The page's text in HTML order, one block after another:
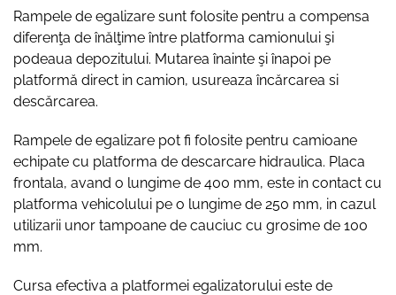
Rampele de egalizare sunt folosite pentru a compensa
diferenţa de înălţime între platforma camionului şi
podeaua depozitului. Mutarea înainte şi înapoi pe
platformă direct in camion, usureaza încărcarea si
descărcarea.
Rampele de egalizare pot fi folosite pentru camioane
echipate cu platforma de descarcare hidraulica. Placa
frontala, avand o lungime de 400 mm, este in contact cu
platforma vehicolului pe o lungime de 250 mm, in cazul
utilizarii unor tampoane de cauciuc cu grosime de 100
mm.
Cursa efectiva a platformei egalizatorului este de